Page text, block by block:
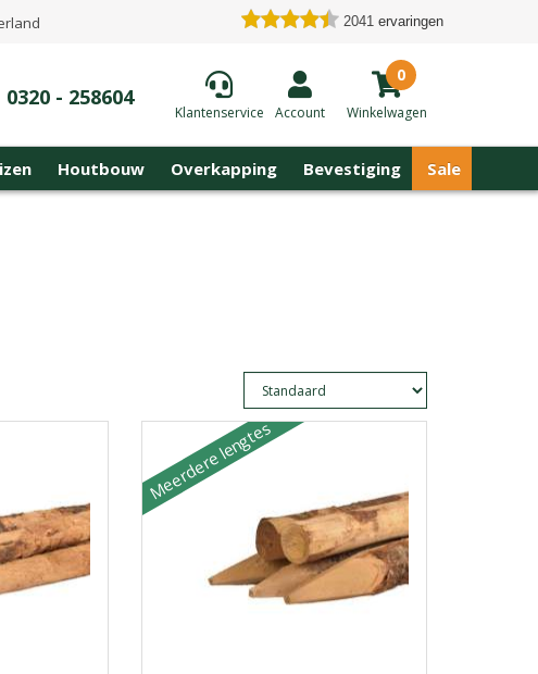
2041 ervaringen
0320 - 258604
Klantenservice Account
0
Winkelwagen
Houtbouw Overkapping Bevestiging Sale
Meerdere lengtes